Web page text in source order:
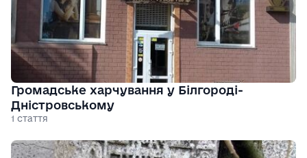
Громадське харчування у Білгороді-
Дністровському
1 стаття